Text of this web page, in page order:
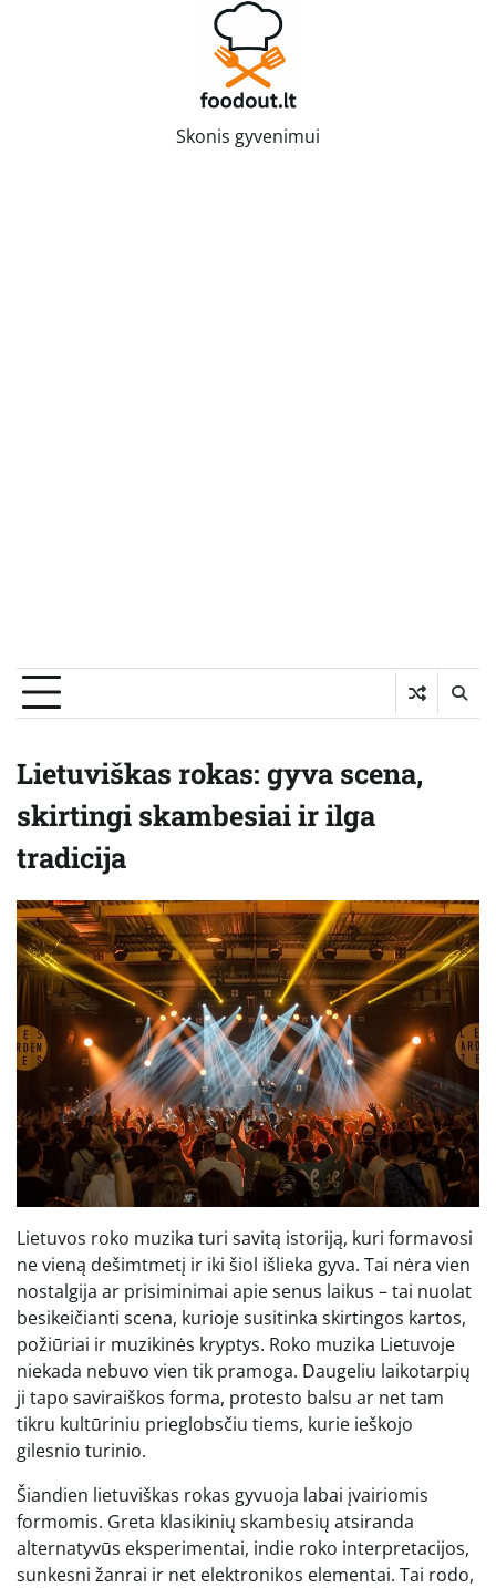
Skonis gyvenimui
Lietuviškas rokas: gyva scena,
skirtingi skambesiai ir ilga
tradicija
Lietuvos roko muzika turi savitą istoriją, kuri formavosi
ne vieną dešimtmetį ir iki šiol išlieka gyva. Tai nėra vien
nostalgija ar prisiminimai apie senus laikus – tai nuolat
besikeičianti scena, kurioje susitinka skirtingos kartos,
požiūriai ir muzikinės kryptys. Roko muzika Lietuvoje
niekada nebuvo vien tik pramoga. Daugeliu laikotarpių
ji tapo saviraiškos forma, protesto balsu ar net tam
tikru kultūriniu prieglobsčiu tiems, kurie ieškojo
gilesnio turinio.
Šiandien lietuviškas rokas gyvuoja labai įvairiomis
formomis. Greta klasikinių skambesių atsiranda
alternatyvūs eksperimentai, indie roko interpretacijos,
sunkesni žanrai ir net elektronikos elementai. Tai rodo,